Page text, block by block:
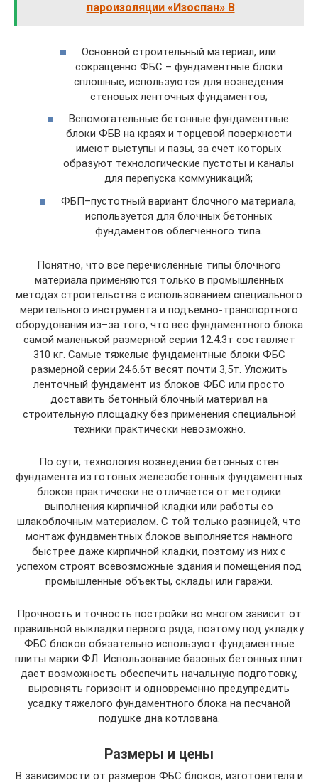
пароизоляции «Изоспан» B
Основной строительный материал, или
сокращенно ФБС – фундаментные блоки
сплошные, используются для возведения
стеновых ленточных фундаментов;
Вспомогательные бетонные фундаментные
блоки ФБВ на краях и торцевой поверхности
имеют выступы и пазы, за счет которых
образуют технологические пустоты и каналы
для перепуска коммуникаций;
ФБП–пустотный вариант блочного материала,
используется для блочных бетонных
фундаментов облегченного типа.
Понятно, что все перечисленные типы блочного
материала применяются только в промышленных
методах строительства с использованием специального
мерительного инструмента и подъемно-транспортного
оборудования из–за того, что вес фундаментного блока
самой маленькой размерной серии 12.4.3т составляет
310 кг. Самые тяжелые фундаментные блоки ФБС
размерной серии 24.6.6т весят почти 3,5т. Уложить
ленточный фундамент из блоков ФБС или просто
доставить бетонный блочный материал на
строительную площадку без применения специальной
техники практически невозможно.
По сути, технология возведения бетонных стен
фундамента из готовых железобетонных фундаментных
блоков практически не отличается от методики
выполнения кирпичной кладки или работы со
шлакоблочным материалом. С той только разницей, что
монтаж фундаментных блоков выполняется намного
быстрее даже кирпичной кладки, поэтому из них с
успехом строят всевозможные здания и помещения под
промышленные объекты, склады или гаражи.
Прочность и точность постройки во многом зависит от
правильной выкладки первого ряда, поэтому под укладку
ФБС блоков обязательно используют фундаментные
плиты марки ФЛ. Использование базовых бетонных плит
дает возможность обеспечить начальную подготовку,
выровнять горизонт и одновременно предупредить
усадку тяжелого фундаментного блока на песчаной
подушке дна котлована.
Размеры и цены
В зависимости от размеров ФБС блоков, изготовителя и